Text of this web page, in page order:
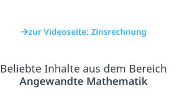
zur Videoseite: Zinsrechnung
Beliebte Inhalte aus dem Bereich
Angewandte Mathematik